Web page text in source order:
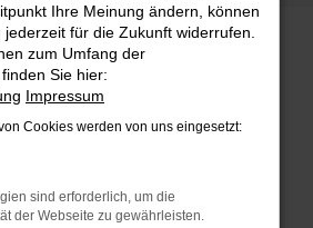
in
kaufen
Ihre Meinung ändern, können
für die Zukunft widerrufen.
zum Umfang der
Sie hier:
Impressum
Cookies werden von uns eingesetzt:
sind erforderlich, um die
der Webseite zu gewährleisten.